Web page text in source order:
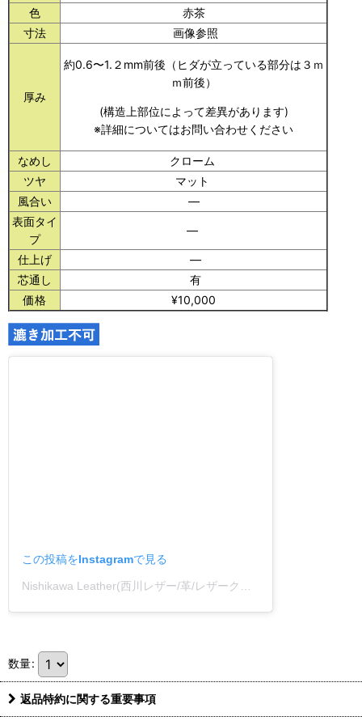
色
赤茶
寸法
画像参照
厚み
約0.6〜1.２mm前後（ヒダが立っている部分は３ｍ
ｍ前後）
(構造上部位によって差異があります)
※詳細についてはお問い合わせください
なめし
クローム
ツヤ
マット
風合い
―
表面タイ
プ
―
仕上げ
―
芯通し
有
価格
¥10,000
この投稿をInstagramで見る
Nishikawa Leather(西川レザー/革/レザークラフト)(@nishikawa_leather)がシェアした投稿
数量:
返品特約に関する重要事項